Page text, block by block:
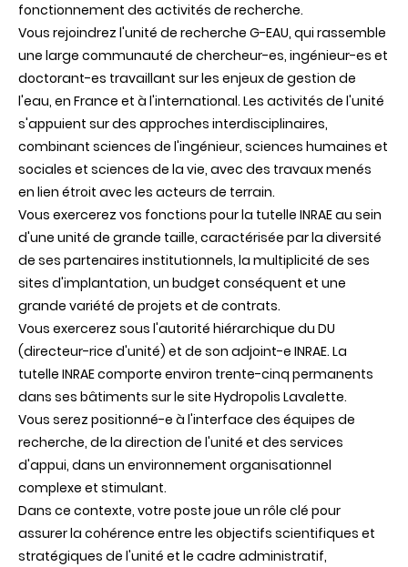
fonctionnement des activités de recherche.
Vous rejoindrez l'unité de recherche G-EAU, qui rassemble
une large communauté de chercheur-es, ingénieur-es et
doctorant-es travaillant sur les enjeux de gestion de
l'eau, en France et à l'international. Les activités de l'unité
s'appuient sur des approches interdisciplinaires,
combinant sciences de l'ingénieur, sciences humaines et
sociales et sciences de la vie, avec des travaux menés
en lien étroit avec les acteurs de terrain.
Vous exercerez vos fonctions pour la tutelle INRAE au sein
d'une unité de grande taille, caractérisée par la diversité
de ses partenaires institutionnels, la multiplicité de ses
sites d'implantation, un budget conséquent et une
grande variété de projets et de contrats.
Vous exercerez sous l'autorité hiérarchique du DU
(directeur-rice d'unité) et de son adjoint-e INRAE. La
tutelle INRAE comporte environ trente-cinq permanents
dans ses bâtiments sur le site Hydropolis Lavalette.
Vous serez positionné-e à l'interface des équipes de
recherche, de la direction de l'unité et des services
d'appui, dans un environnement organisationnel
complexe et stimulant.
Dans ce contexte, votre poste joue un rôle clé pour
assurer la cohérence entre les objectifs scientifiques et
stratégiques de l'unité et le cadre administratif,